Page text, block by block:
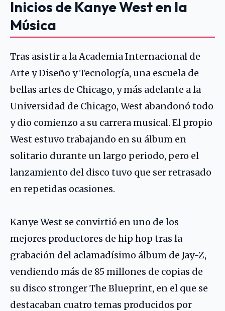
Inicios de Kanye West en la
Música
Tras asistir a la Academia Internacional de
Arte y Diseño y Tecnología, una escuela de
bellas artes de Chicago, y más adelante a la
Universidad de Chicago, West abandonó todo
y dio comienzo a su carrera musical. El propio
West estuvo trabajando en su álbum en
solitario durante un largo periodo, pero el
lanzamiento del disco tuvo que ser retrasado
en repetidas ocasiones.
Kanye West se convirtió en uno de los
mejores productores de hip hop tras la
grabación del aclamadísimo álbum de Jay-Z,
vendiendo más de 85 millones de copias de
su disco stronger The Blueprint, en el que se
destacaban cuatro temas producidos por